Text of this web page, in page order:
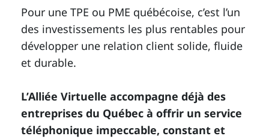
Pour une TPE ou PME québécoise, c’est l’un
des investissements les plus rentables pour
développer une relation client solide, fluide
et durable.
L’Alliée Virtuelle accompagne déjà des
entreprises du Québec à offrir un service
téléphonique impeccable, constant et